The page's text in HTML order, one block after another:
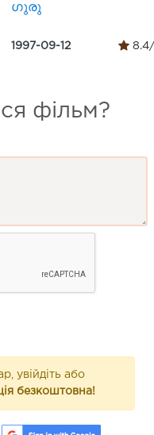
ഗുരു
1997-09-12 8.4/
фільм?
увійдіть або
безкоштовна!